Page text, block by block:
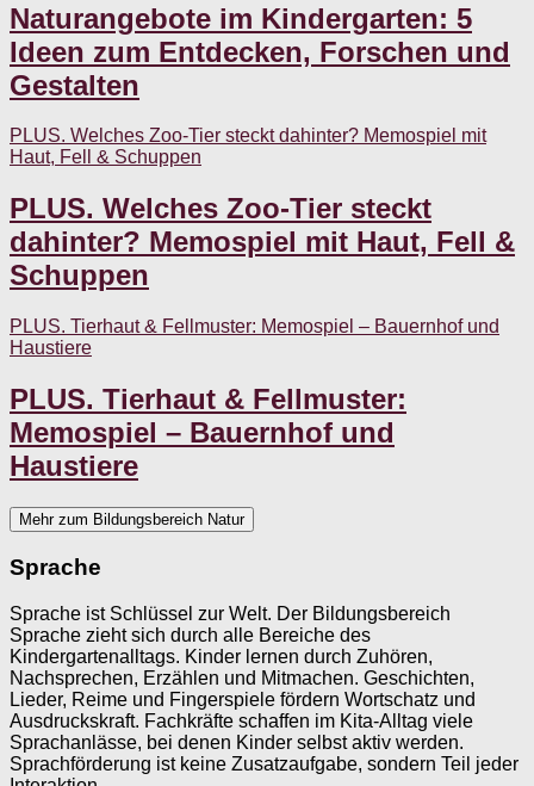
Naturangebote im Kindergarten: 5
Ideen zum Entdecken, Forschen und
Gestalten
PLUS. Welches Zoo-Tier steckt dahinter? Memospiel mit
Haut, Fell & Schuppen
PLUS. Welches Zoo-Tier steckt
dahinter? Memospiel mit Haut, Fell &
Schuppen
PLUS. Tierhaut & Fellmuster: Memospiel – Bauernhof und
Haustiere
PLUS. Tierhaut & Fellmuster:
Memospiel – Bauernhof und
Haustiere
Mehr zum Bildungsbereich Natur
Sprache
Sprache ist Schlüssel zur Welt. Der Bildungsbereich
Sprache zieht sich durch alle Bereiche des
Kindergartenalltags. Kinder lernen durch Zuhören,
Nachsprechen, Erzählen und Mitmachen. Geschichten,
Lieder, Reime und Fingerspiele fördern Wortschatz und
Ausdruckskraft. Fachkräfte schaffen im Kita-Alltag viele
Sprachanlässe, bei denen Kinder selbst aktiv werden.
Sprachförderung ist keine Zusatzaufgabe, sondern Teil jeder